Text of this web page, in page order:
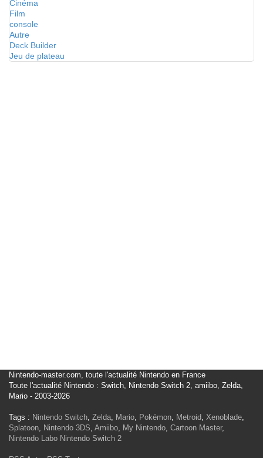
Cinéma
Film
console
Autre
Deck Builder
Jeu de plateau
Nintendo-master.com, toute l'actualité Nintendo en France
Toute l'actualité Nintendo : Switch, Nintendo Switch 2, amiibo, Zelda,
Mario - 2003-2026
Tags : Nintendo Switch, Zelda, Mario, Pokémon, Metroid, Xenoblade,
Splatoon, Nintendo 3DS, Amiibo, My Nintendo, Cartoon Master,
Nintendo Labo Nintendo Switch 2